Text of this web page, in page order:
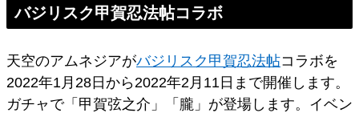
バジリスク甲賀忍法帖コラボ
天空のアムネジアがバジリスク甲賀忍法帖コラボを
2022年1月28日から2022年2月11日まで開催します。
ガチャで「甲賀弦之介」「朧」が登場します。イベン